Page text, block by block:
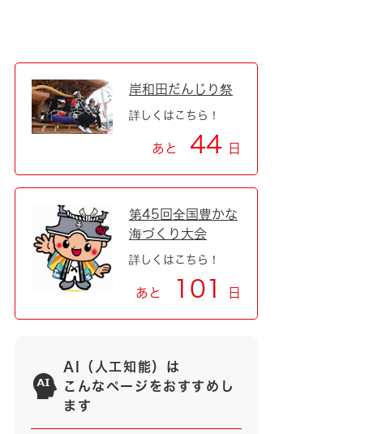
岸和田だんじり祭
詳しくはこちら！
あと 44 日
第45回全国豊かな
海づくり大会
詳しくはこちら！
あと 101 日
AI（人工知能）は
こんなページをおすすめし
ます